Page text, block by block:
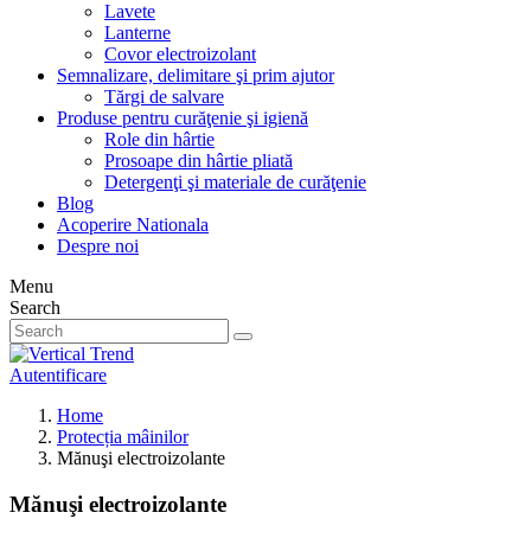
Lavete
Lanterne
Covor electroizolant
Semnalizare, delimitare şi prim ajutor
Tărgi de salvare
Produse pentru curăţenie şi igienă
Role din hârtie
Prosoape din hârtie pliată
Detergenţi şi materiale de curăţenie
Blog
Acoperire Nationala
Despre noi
Menu
Search
Autentificare
Home
Protecția mâinilor
Mănuşi electroizolante
Mănuşi electroizolante